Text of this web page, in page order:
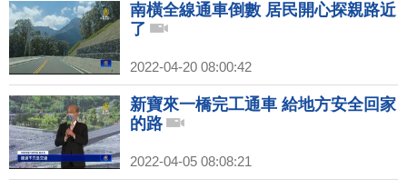
南橫全線通車倒數 居民開心探親路近
了
2022-04-20 08:00:42
新寶來一橋完工通車 給地方安全回家
的路
2022-04-05 08:08:21